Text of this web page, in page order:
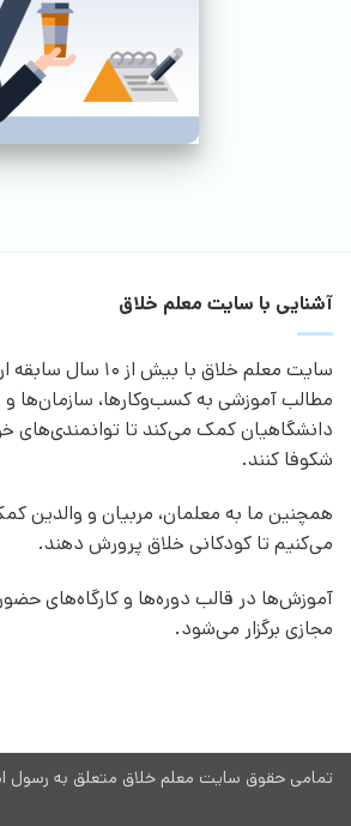
آشنایی با سایت معلم خلاق
سایت معلم خلاق با بیش از 10 سال
مطالب آموزشی به کسب‌وکارها، سازمان‌ها و
دانشگاهیان کمک می‌کند تا توانمندی‌های
شکوفا کنند.
همچنین ما به معلمان، مربیان و والدین
می‌کنیم تا کودکانی خلاق پرورش دهند.
آموزش‌ها در قالب دوره‌ها و کارگاه‌های
مجازی برگزار می‌شود.
تمامی حقوق سایت معلم خلاق متعلق به رسول